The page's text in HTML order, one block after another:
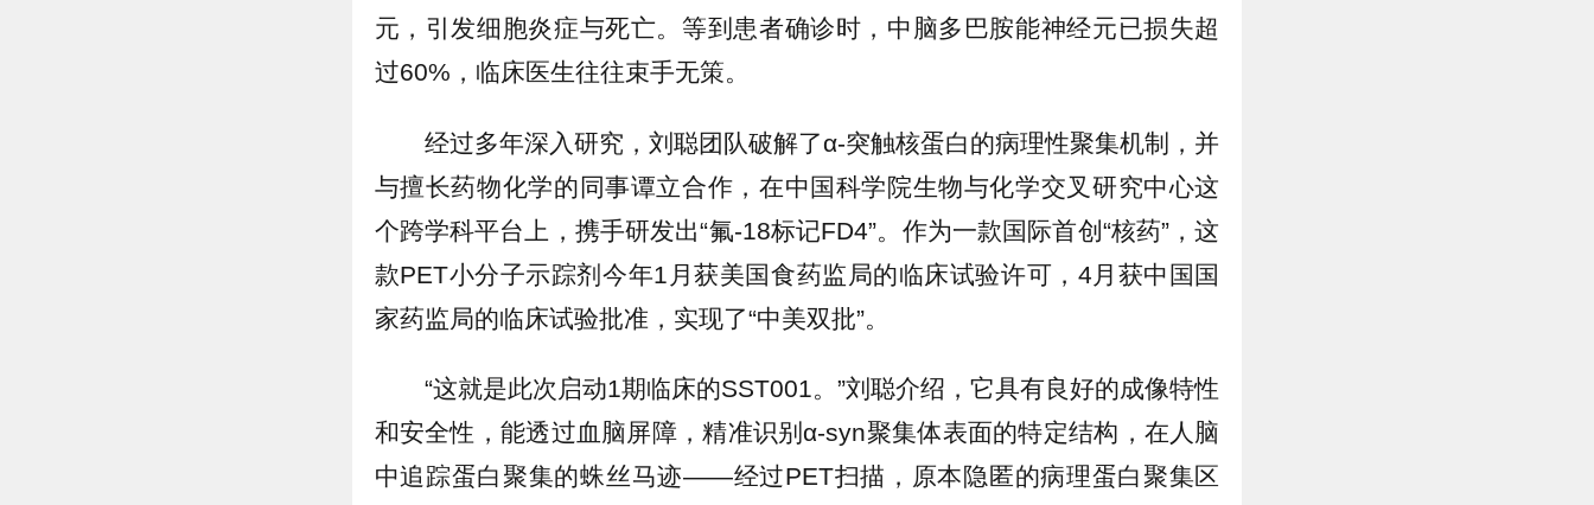
元，引发细胞炎症与死亡。等到患者确诊时，中脑多巴胺能神经元已损失超
过60%，临床医生往往束手无策。
经过多年深入研究，刘聪团队破解了α-突触核蛋白的病理性聚集机制，并
与擅长药物化学的同事谭立合作，在中国科学院生物与化学交叉研究中心这
个跨学科平台上，携手研发出“氟-18标记FD4”。作为一款国际首创“核药”，这
款PET小分子示踪剂今年1月获美国食药监局的临床试验许可，4月获中国国
家药监局的临床试验批准，实现了“中美双批”。
“这就是此次启动1期临床的SST001。”刘聪介绍，它具有良好的成像特性
和安全性，能透过血脑屏障，精准识别α-syn聚集体表面的特定结构，在人脑
中追踪蛋白聚集的蛛丝马迹——经过PET扫描，原本隐匿的病理蛋白聚集区